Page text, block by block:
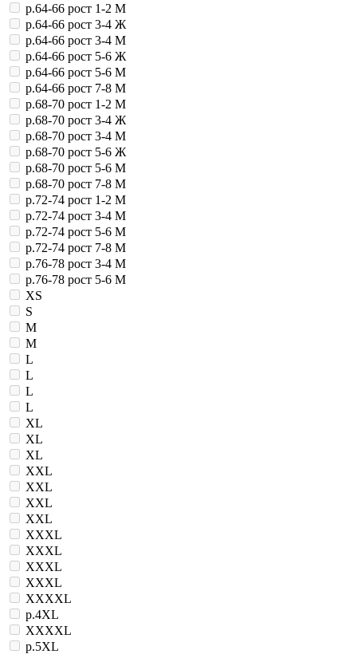
р.64-66 рост 1-2 М
р.64-66 рост 3-4 Ж
р.64-66 рост 3-4 М
р.64-66 рост 5-6 Ж
р.64-66 рост 5-6 М
р.64-66 рост 7-8 М
р.68-70 рост 1-2 М
р.68-70 рост 3-4 Ж
р.68-70 рост 3-4 М
р.68-70 рост 5-6 Ж
р.68-70 рост 5-6 М
р.68-70 рост 7-8 М
р.72-74 рост 1-2 М
р.72-74 рост 3-4 М
р.72-74 рост 5-6 М
р.72-74 рост 7-8 М
р.76-78 рост 3-4 М
р.76-78 рост 5-6 М
XS
S
M
M
L
L
L
L
XL
XL
XL
XXL
XXL
XXL
XXL
XXXL
XXXL
XXXL
XXXL
XXXXL
р.4ХL
ХХХХL
р.5ХL